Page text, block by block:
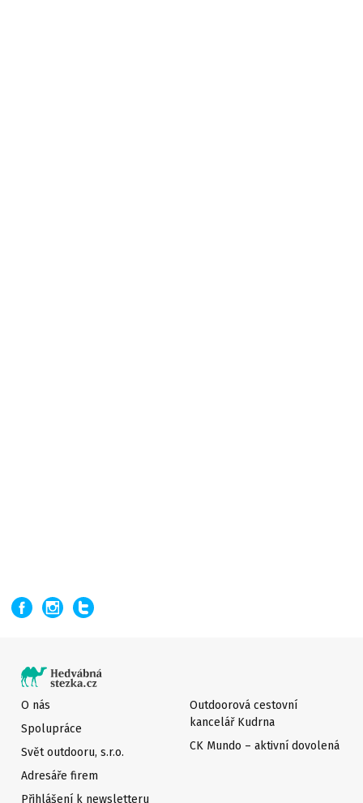
O nás
Spolupráce
Svět outdooru, s.r.o.
Adresáře firem
Přihlášení k newsletteru
Outdoorová cestovní
kancelář Kudrna
CK Mundo – aktivní dovolená